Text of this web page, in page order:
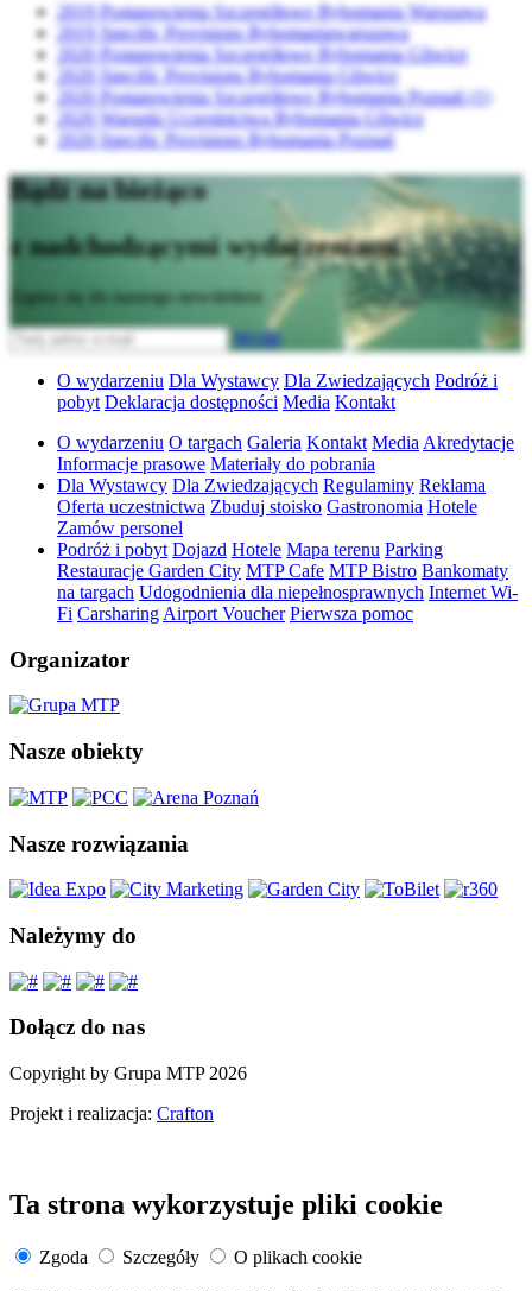
2019 Postanowienia Szczegółowe Rybomania Warszawa
2019 Specific Provisions Rybomaniawarszawa
2020 Postanowienia Szczegółowe Rybomania Gliwice
2020 Specific Provisions Rybomania Gliwice
2020 Postanowienia Szczegółowe Rybomania Poznań (1)
2020 Warunki Uczestnictwa Rybomania Gliwice
2020 Specific Provisions Rybomania Poznań
Bądź na bieżąco
z nadchodzącymi wydarzeniami
Zapisz się do naszego newslettera
Wyślij
O wydarzeniu Dla Wystawcy Dla Zwiedzających Podróż i
pobyt Deklaracja dostępności Media Kontakt
O wydarzeniu O targach Galeria Kontakt Media Akredytacje
Informacje prasowe Materiały do pobrania
Dla Wystawcy Dla Zwiedzających Regulaminy Reklama
Oferta uczestnictwa Zbuduj stoisko Gastronomia Hotele
Zamów personel
Podróż i pobyt Dojazd Hotele Mapa terenu Parking
Restauracje Garden City MTP Cafe MTP Bistro Bankomaty
na targach Udogodnienia dla niepełnosprawnych Internet Wi-
Fi Carsharing Airport Voucher Pierwsza pomoc
Organizator
Nasze obiekty
Nasze rozwiązania
Należymy do
Dołącz do nas
Copyright by Grupa MTP 2026
Projekt i realizacja: Crafton
Ta strona wykorzystuje pliki cookie
Zgoda Szczegóły
O plikach cookie